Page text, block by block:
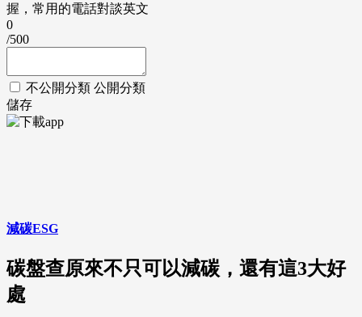
握，常用的電話對談英文
0
/500
不公開分類 公開分類
儲存
減碳ESG
碳盤查原來不只可以減碳，還有這3大好
處